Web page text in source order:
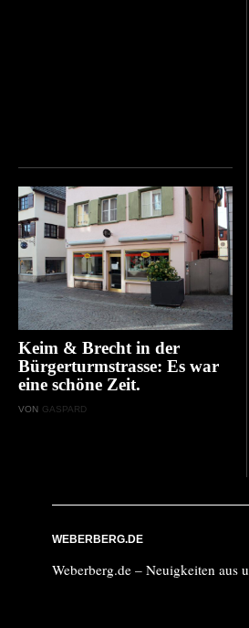
Keim & Brecht in der
Bürgerturmstrasse: Es war
eine schöne Zeit.
VON GASPARD
WEBERBERG.DE
Weberberg.de – Neuigkeiten aus